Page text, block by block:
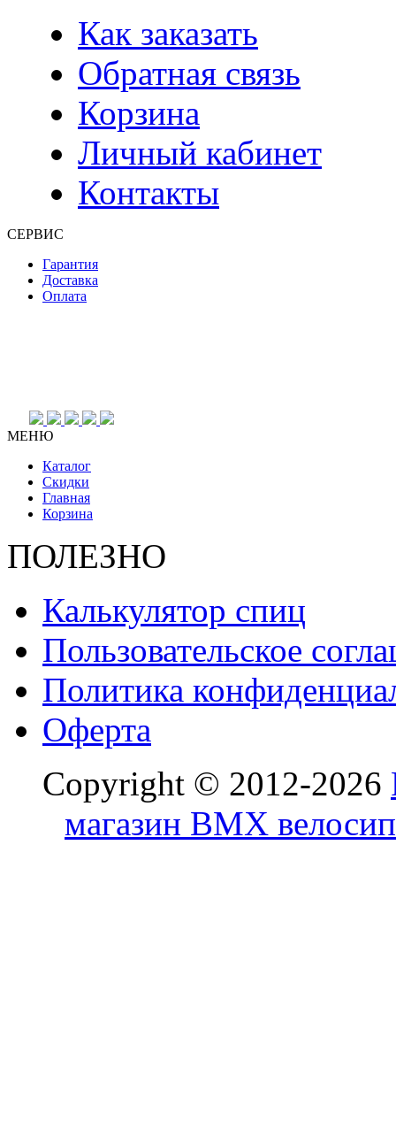
Как заказать
Обратная связь
Корзина
Личный кабинет
Контакты
СЕРВИС
Гарантия
Доставка
Оплата
МЕНЮ
Каталог
Скидки
Главная
Корзина
ПОЛЕЗНО
Калькулятор спиц
Пользовательское
Политика
Оферта
Copyright © 2012-2026
магазин BMX